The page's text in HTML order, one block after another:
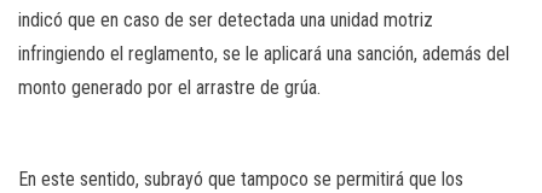
indicó que en caso de ser detectada una unidad motriz
infringiendo el reglamento, se le aplicará una sanción, además del
monto generado por el arrastre de grúa.
En este sentido, subrayó que tampoco se permitirá que los